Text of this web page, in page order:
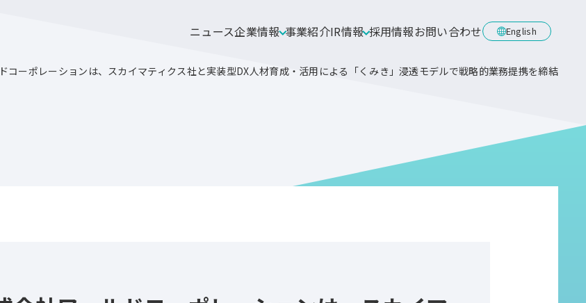
ニュース企業情報 事業紹介IR情報 採用情報お問い合わせ English
コーポレーションは、スカイマティクス社と実装型DX人材育成・活用による「くみき」浸透モデルで戦略的業務提携を締結